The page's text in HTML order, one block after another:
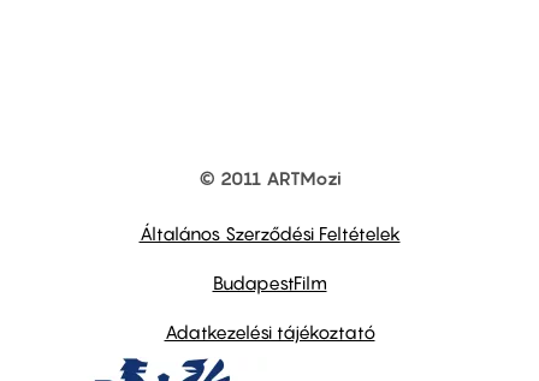
© 2011 ARTMozi
Általános Szerződési Feltételek
BudapestFilm
Adatkezelési tájékoztató